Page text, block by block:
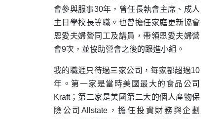
會參與服事30年，曾任長執會主席、成人
主日學校長等職。也曾擔任家庭更新協會
恩愛夫婦營同工及講員，帶領恩愛夫婦營
會9次，並協助營會之後的跟進小組。
我的職涯只待過三家公司，每家都超過10
年。第一家是當時美國最大的食品公司
Kraft；第二家是美國第二大的個人產物保
險公司Allstate，擔任投資財務與企劃